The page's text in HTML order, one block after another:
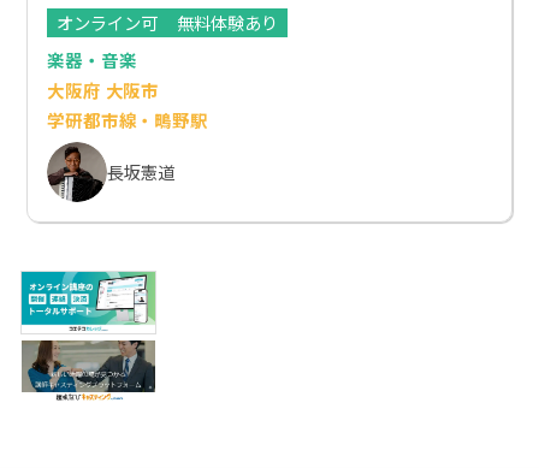
オンライン可
無料体験あり
楽器・音楽
大阪府 大阪市
学研都市線・鴫野駅
長坂憲道